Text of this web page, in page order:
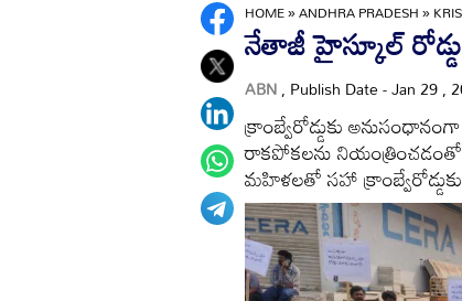
HOME»ANDHRA PRADESH»
నేతాజీ హైస్కూల్‌
ABN, Publish Date - Jan 29 ,
క్రాంబ్వేరోడ్డుకు
రాకపోకలను నియంత్రించడంతో
మహిళలతో సహా